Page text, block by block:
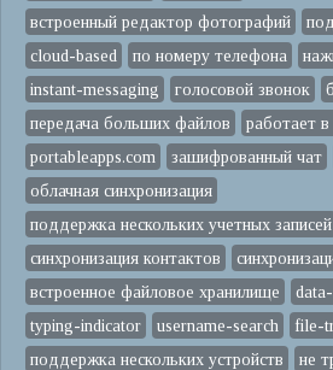
встроенный редактор фотографий
cloud-based
по номеру телефона
instant-messaging
голосовой звонок
передача больших файлов
работает
portableapps.com
зашифрованный чат
облачная синхронизация
поддержка нескольких учетных записей
синхронизация контактов
встроенное файловое хранилище
typing-indicator
username-search
file-
поддержка нескольких устройств
не